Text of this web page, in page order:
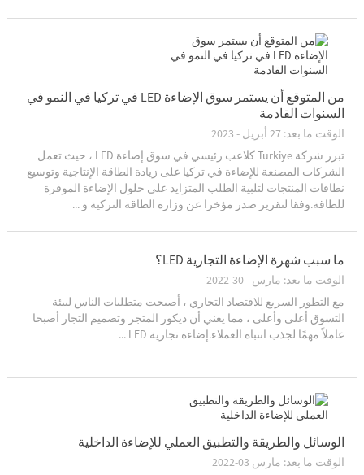
من المتوقع أن يستمر سوق الإضاءة LED في تركيا في النمو في
السنوات القادمة
الوقت ما بعد: 27 أبريل - 2023
تبرز شركة Turkiye كلاعب رئيسي في سوق إضاءة LED ، حيث تعمل
الشركات المصنعة للإضاءة في تركيا على زيادة الطاقة الإنتاجية وتوسيع
نطاقات المنتجات لتلبية الطلب المتزايد على حلول الإضاءة الموفرة
للطاقة.وفقا لتقرير صدر مؤخرا عن وزارة الطاقة التركية و ...
ما سبب شهرة الإضاءة التجارية LED؟
الوقت ما بعد: مارس - 30-2022
مع التطور السريع للاقتصاد التجاري ، أصبحت متطلبات الناس لبيئة
التسوق أعلى وأعلى ، مما يعني أن ديكور المتجر وتصميم التجار أصبحا
عاملاً مهمًا لجذب انتباه العملاء.إضاءة تجارية LED ...
الوسائل والطريقة والتطبيق العملي للإضاءة الداخلية
الوقت ما بعد: مارس 03-2022